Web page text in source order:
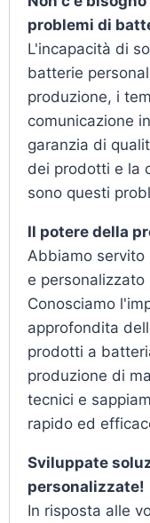
problemi di
L'incapacità di
batterie
produzione, i
comunicazione
garanzia di
dei prodotti e la
sono questi
Il potere della
Abbiamo
e
Conosciamo
approfondita
prodotti a
produzione di
tecnici e
rapido ed
Sviluppate
personalizzate!
In risposta alle